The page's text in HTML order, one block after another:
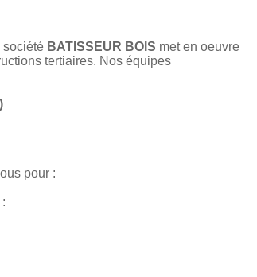
société BATISSEUR BOIS met en oeuvre
tertiaires. Nos équipes
pour :